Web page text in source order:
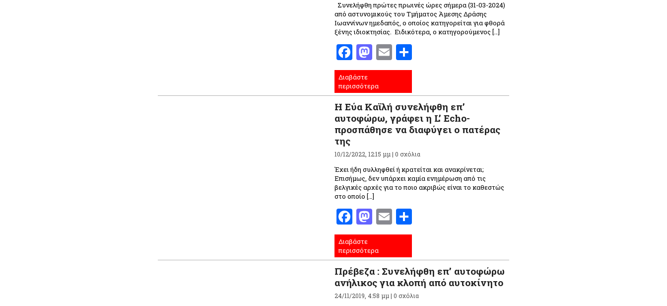
Συνελήφθη πρώτες πρωινές ώρες σήμερα (31-03-2024)
από αστυνομικούς του Τμήματος Άμεσης Δράσης
Ιωαννίνων ημεδαπός, ο οποίος κατηγορείται για φθορά
ξένης ιδιοκτησίας. Ειδικότερα, ο κατηγορούμενος […]
Facebook
Mastodon
Email
Διαβάστε
περισσότερα
Η Εύα Καϊλή συνελήφθη επ’
αυτοφώρω, γράφει η L’ Echo-
προσπάθησε να διαφύγει ο πατέρας
της
10/12/2022, 12:15 μμ |0 σχόλια
Έχει ήδη συλληφθεί ή κρατείται και ανακρίνεται;
Επισήμως, δεν υπάρχει καμία ενημέρωση από τις
βελγικές αρχές για το ποιο ακριβώς είναι το καθεστώς
στο οποίο […]
Facebook
Mastodon
Email
Διαβάστε
περισσότερα
Πρέβεζα : Συνελήφθη επ’ αυτοφώρω
ανήλικος για κλοπή από αυτοκίνητο
24/11/2019, 4:58 μμ |0 σχόλια